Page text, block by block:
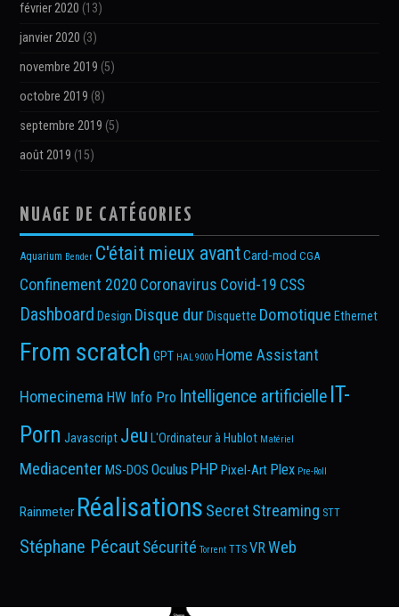
février 2020 (13)
janvier 2020 (3)
novembre 2019 (5)
octobre 2019 (8)
septembre 2019 (5)
août 2019 (15)
NUAGE DE CATÉGORIES
Aquarium Bender C'était mieux avantCard-mod CGA
Confinement 2020 Coronavirus Covid-19 CSS
Dashboard Design Disque dur Disquette Domotique Ethernet
From scratch GPT HAL 9000 Home Assistant
Homecinema HW Info Pro Intelligence artificielle IT-
Porn Javascript Jeu L'Ordinateur à Hublot Matériel
Mediacenter MS-DOS Oculus PHP Pixel-Art Plex Pre-Roll
Rainmeter Réalisations Secret Streaming STT
Stéphane PécautSécurité Torrent TTS VRWeb